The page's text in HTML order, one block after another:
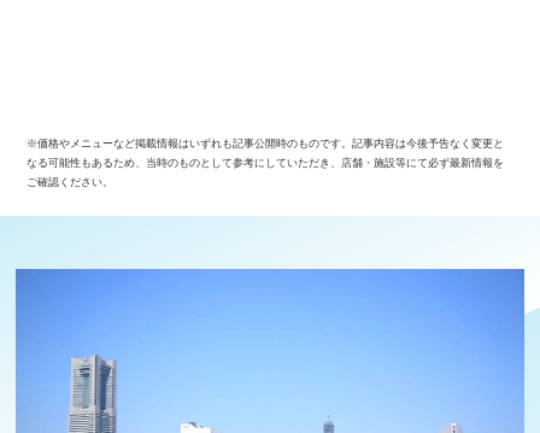
※価格やメニューなど掲載情報はいずれも記事公開時のものです。記事内容は今後予告なく変更と
なる可能性もあるため、当時のものとして参考にしていただき、店舗・施設等にて必ず最新情報を
ご確認ください。